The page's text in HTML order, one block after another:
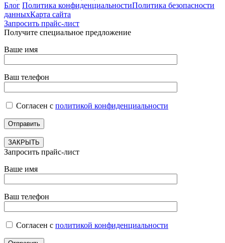
Блог Политика конфиденциальностиПолитика безопасности
данныхКарта сайта
Запросить прайс-лист
Получите специальное предложение
Ваше имя
Ваш телефон
Согласен с политикой конфиденциальности
ЗАКРЫТЬ
Запросить прайс-лист
Ваше имя
Ваш телефон
Согласен с политикой конфиденциальности